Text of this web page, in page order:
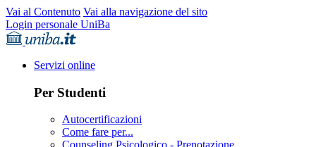
Vai al Contenuto Vai alla navigazione del sito
Login personale UniBa
Servizi online
Per Studenti
Autocertificazioni
Come fare per...